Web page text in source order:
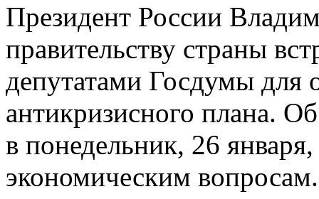
Президент России
правительству страны
депутатами Госдумы для
антикризисного плана. Об
в понедельник, 26
экономическим вопросам.